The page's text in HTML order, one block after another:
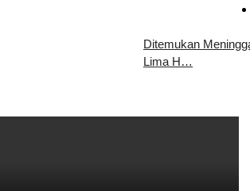
Ditemukan
Lima H…